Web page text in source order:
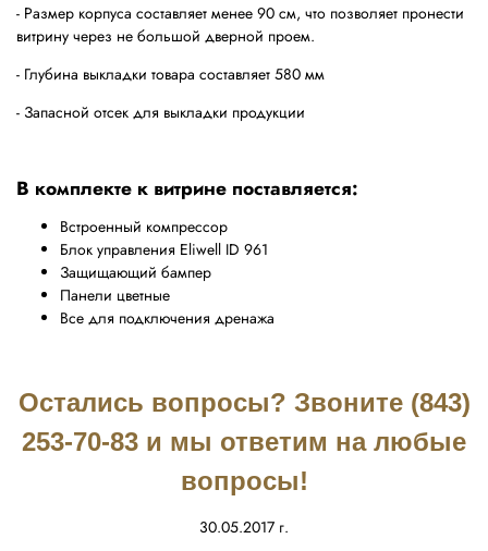
- Размер корпуса составляет менее 90 см, что позволяет пронести
витрину через не большой дверной проем.
- Глубина выкладки товара составляет 580 мм
- Запасной отсек для выкладки продукции
В комплекте к витрине поставляется:
Встроенный компрессор
Блок управления Eliwell ID 961
Защищающий бампер
Панели цветные
Все для подключения дренажа
Остались вопросы? Звоните (843)
253-70-83 и мы ответим на любые
вопросы!
30.05.2017 г.